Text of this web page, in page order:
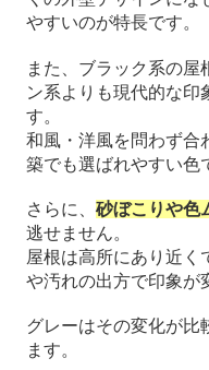
やすいのが特長です。
また、ブラック系の屋
ン系よりも現代的な印
す。
和風・洋風を問わず合
築でも選ばれやすい色
さらに、 砂ぼこりや色
逃せません。
屋根は高所にあり近く
や汚れの出方で印象が
グレーはその変化が比
ます。